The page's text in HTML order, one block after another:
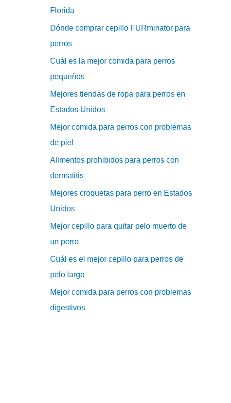
Florida
Dónde comprar cepillo FURminator para
perros
Cuál es la mejor comida para perros
pequeños
Mejores tiendas de ropa para perros en
Estados Unidos
Mejor comida para perros con problemas
de piel
Alimentos prohibidos para perros con
dermatitis
Mejores croquetas para perro en Estados
Unidos
Mejor cepillo para quitar pelo muerto de
un perro
Cuál es el mejor cepillo para perros de
pelo largo
Mejor comida para perros con problemas
digestivos